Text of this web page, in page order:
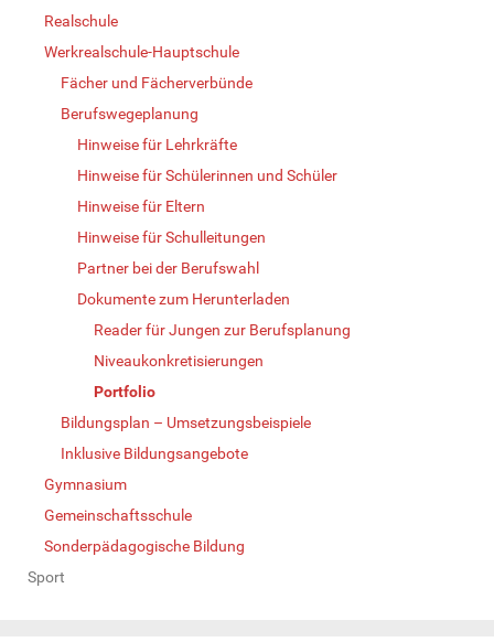
Realschule
Werkrealschule-Hauptschule
Fächer und Fächerverbünde
Berufswegeplanung
Hinweise für Lehrkräfte
Hinweise für Schülerinnen und Schüler
Hinweise für Eltern
Hinweise für Schulleitungen
Partner bei der Berufswahl
Dokumente zum Herunterladen
Reader für Jungen zur Berufsplanung
Niveaukonkretisierungen
Portfolio
Bildungsplan – Umsetzungsbeispiele
Inklusive Bildungsangebote
Gymnasium
Gemeinschaftsschule
Sonderpädagogische Bildung
Sport